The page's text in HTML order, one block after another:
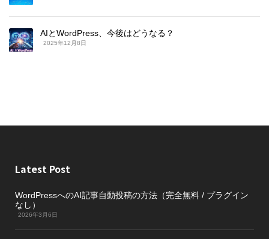
AIとWordPress、今後はどうなる？
2025年12月8日
Latest Post
WordPressへのAI記事自動投稿の方法（完全無料 / プラグイン
なし）
2026年3月6日